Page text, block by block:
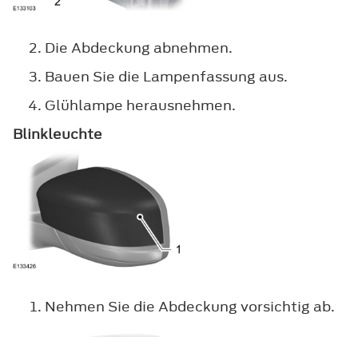
Die Abdeckung abnehmen.
Bauen Sie die Lampenfassung aus.
Glühlampe herausnehmen.
Blinkleuchte
Nehmen Sie die Abdeckung vorsichtig ab.